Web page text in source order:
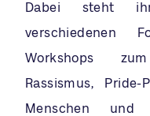
Dabei steht
verschiedenen
Workshops
Rassismus,
Menschen und